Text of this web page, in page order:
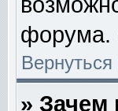
форума.
» Зачем